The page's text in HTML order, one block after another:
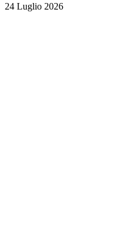
24 Luglio 2026